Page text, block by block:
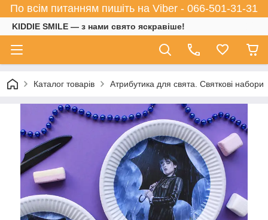
По всім питанням пишіть на Viber - 066-501-31-31
KIDDIE SMILE — з нами свято яскравіше!
Каталог товарів Атрибутика для свята. Святкові набори